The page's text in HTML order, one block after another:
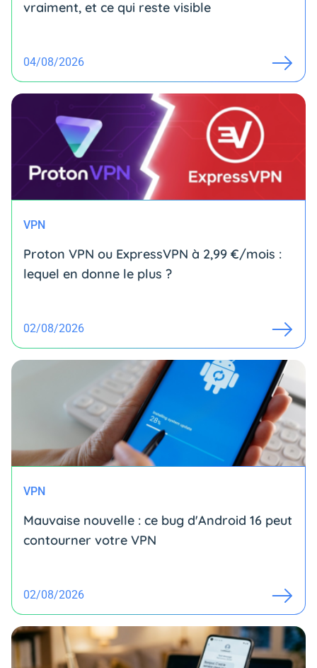
vraiment, et ce qui reste visible
04/08/2026
VPN
Proton VPN ou ExpressVPN à 2,99 €/mois :
lequel en donne le plus ?
02/08/2026
VPN
Mauvaise nouvelle : ce bug d'Android 16 peut
contourner votre VPN
02/08/2026